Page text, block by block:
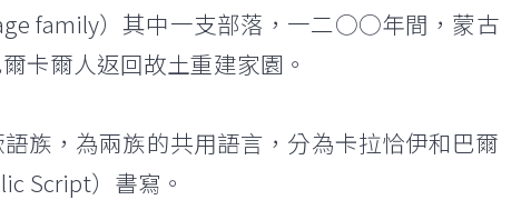
family）其中一支部落，一二○○年間，蒙古
卡爾人返回故土重建家園。
族，為兩族的共用語言，分為卡拉恰伊和巴爾
Script）書寫。